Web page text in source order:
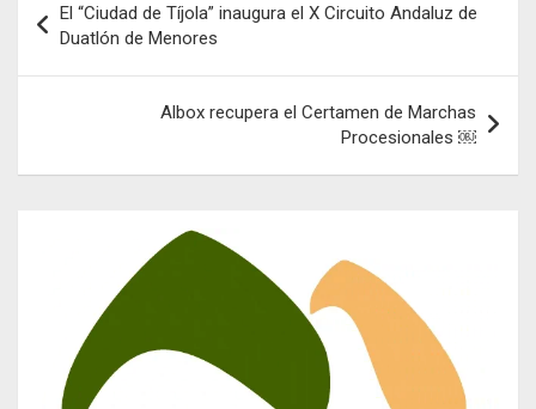
de
entradas
El “Ciudad de Tíjola” inaugura el X Circuito Andaluz de
Duatlón de Menores
Albox recupera el Certamen de Marchas
Procesionales ￼